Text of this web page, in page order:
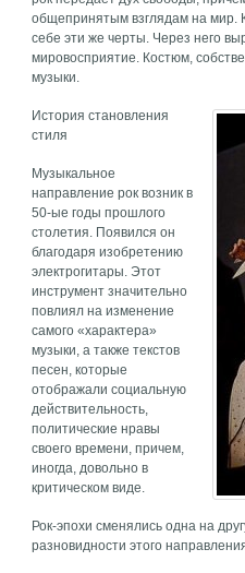
общепринятым взглядам на мир.
себе эти же черты. Через него
мировосприятие. Костюм,
музыки.
История становления
стиля
Музыкальное
направление рок возник в
50-ые годы прошлого
столетия. Появился он
благодаря изобретению
электрогитары. Этот
инструмент значительно
повлиял на изменение
самого «характера»
музыки, а также текстов
песен, которые
отображали социальную
действительность,
политические нравы
своего времени, причем,
иногда, довольно в
критическом виде.
Рок-эпохи сменялись одна на
разновидности этого